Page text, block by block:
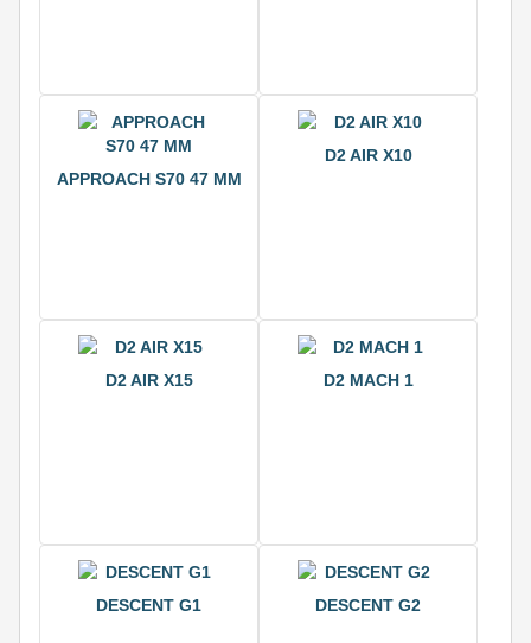
APPROACH S70 47 ММ
D2 AIR X10
D2 AIR X15 D2 MACH 1
DESCENT G1 DESCENT G2